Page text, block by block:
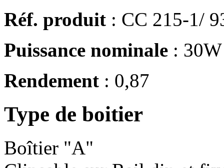
Réf. produit : CC 215-1/
Puissance nominale :
Rendement : 0,87
Type de boitier
Boîtier "A"